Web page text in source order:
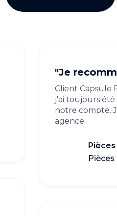
"Je
Client Capsule
j'ai toujours été
notre compte.
agence.